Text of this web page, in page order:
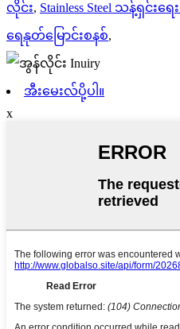
လိုင်း, Stainless Steel သန့်ရှင်
ရေနုတ်မြောင်းစနစ်,
အီးမေးလ်ပို့ပါ။
x